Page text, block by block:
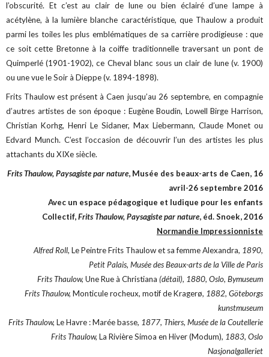
l’obscurité. Et c’est au clair de lune ou bien éclairé d’une lampe à
acétylène, à la lumière blanche caractéristique, que Thaulow a produit
parmi les toiles les plus emblématiques de sa carrière prodigieuse : que
ce soit cette Bretonne à la coiffe traditionnelle traversant un pont de
Quimperlé (1901-1902), ce Cheval blanc sous un clair de lune (v. 1900)
ou une vue le Soir à Dieppe (v. 1894-1898).
Frits Thaulow est présent à Caen jusqu’au 26 septembre, en compagnie
d’autres artistes de son époque : Eugène Boudin, Lowell Birge Harrison,
Christian Korhg, Henri Le Sidaner, Max Liebermann, Claude Monet ou
Edvard Munch. C’est l’occasion de découvrir l’un des artistes les plus
attachants du XIXe siècle.
Frits Thaulow, Paysagiste par nature, Musée des beaux-arts de Caen, 16
avril-26 septembre 2016
Avec un espace pédagogique et ludique pour les enfants
Collectif,Frits Thaulow, Paysagiste par nature, éd. Snoek, 2016
Normandie Impressionniste
Alfred Roll, Le Peintre Frits Thaulow et sa femme Alexandra, 1890,
Petit Palais, Musée des Beaux-arts de la Ville de Paris
Frits Thaulow, Une Rue à Christiana (détail), 1880, Oslo, Bymuseum
Frits Thaulow, Monticule rocheux, motif de Kragerø, 1882, Göteborgs
kunstmuseum
Frits Thaulow, Le Havre : Marée basse, 1877, Thiers, Musée de la Coutellerie
Frits Thaulow, La Rivière Simoa en Hiver (Modum), 1883, Oslo
Nasjonalgalleriet